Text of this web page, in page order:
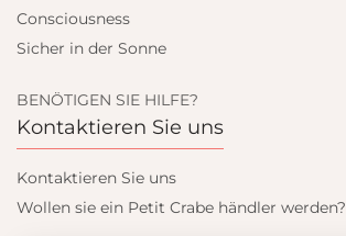
Consciousness
Sicher in der Sonne
BENÖTIGEN SIE HILFE?
Kontaktieren Sie uns
Kontaktieren Sie uns
Wollen sie ein Petit Crabe händler werden?